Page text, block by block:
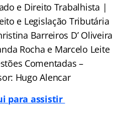
e Direito Trabalhista |
e Legislação Tributária
Barreiros D’ Oliveira
Rocha e Marcelo Leite
Comentadas –
Hugo Alencar
para assistir